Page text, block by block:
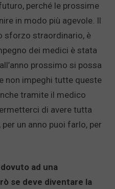
perché le prossime
in modo più agevole. Il
sforzo straordinario, è
dei medici è stata
prossimo si possa
non impeghi tutte queste
tramite il medico
di avere tutta
un anno puoi farlo, per
ad una
se deve diventare la